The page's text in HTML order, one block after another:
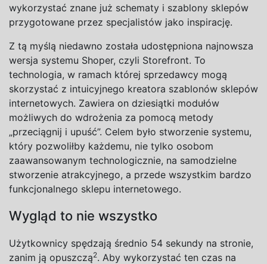
wykorzystać znane już schematy i szablony sklepów
przygotowane przez specjalistów jako inspirację.
Z tą myślą niedawno została udostępniona najnowsza
wersja systemu Shoper, czyli Storefront. To
technologia, w ramach której sprzedawcy mogą
skorzystać z intuicyjnego kreatora szablonów sklepów
internetowych. Zawiera on dziesiątki modułów
możliwych do wdrożenia za pomocą metody
„przeciągnij i upuść”. Celem było stworzenie systemu,
który pozwoliłby każdemu, nie tylko osobom
zaawansowanym technologicznie, na samodzielne
stworzenie atrakcyjnego, a przede wszystkim bardzo
funkcjonalnego sklepu internetowego.
Wygląd to nie wszystko
Użytkownicy spędzają średnio 54 sekundy na stronie,
zanim ją opuszczą2. Aby wykorzystać ten czas na